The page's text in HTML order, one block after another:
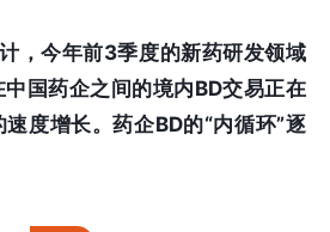
，今年前3季度的新药研发领域
国药企之间的境内BD交易正在
度增长。药企BD的“内循环”逐